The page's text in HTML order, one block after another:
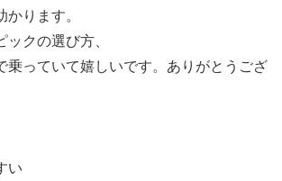
ります。
クの選び方、
乗っていて嬉しいです。ありがとうござ
い